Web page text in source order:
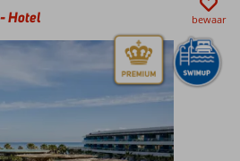
-Hotel bewaar